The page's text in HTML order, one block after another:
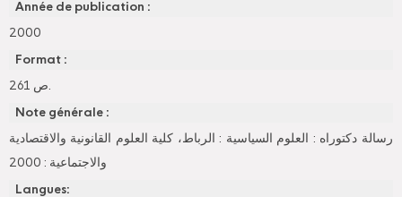
Année de publication :
2000
Format :
ص 261.
Note générale :
رسالة دكتوراه : العلوم السياسية : الرباط، كلية العلوم القانونية والاقتصادية
والاجتماعية : 2000
Langues: